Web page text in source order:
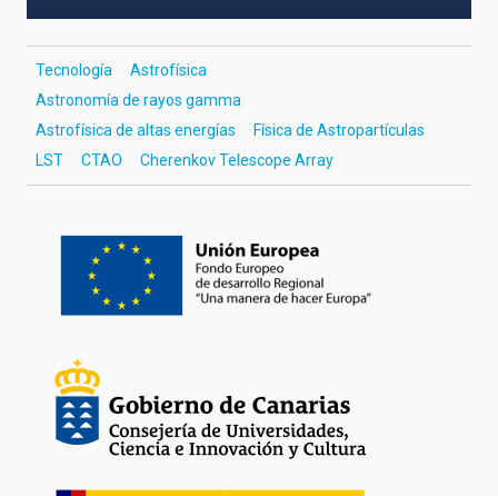
Tecnología
Astrofísica
Astronomía de rayos gamma
Astrofísica de altas energías
Física de Astropartículas
LST
CTAO Cherenkov Telescope Array